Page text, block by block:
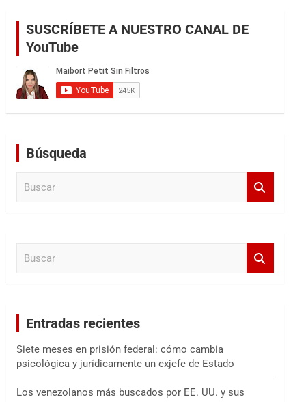
SUSCRÍBETE A NUESTRO CANAL DE
YouTube
Búsqueda
Entradas recientes
Siete meses en prisión federal: cómo cambia
psicológica y jurídicamente un exjefe de Estado
Los venezolanos más buscados por EE. UU. y sus